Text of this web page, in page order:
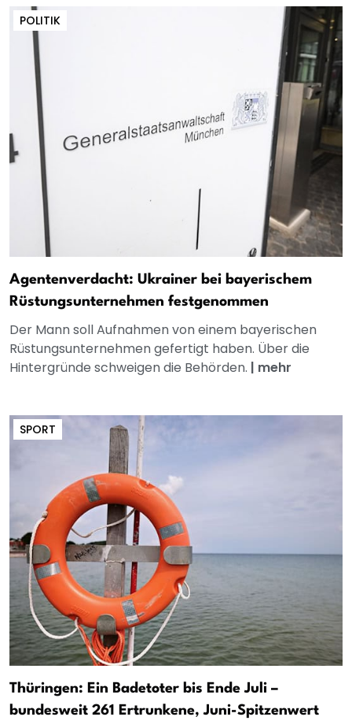
POLITIK
Agentenverdacht: Ukrainer bei bayerischem
Rüstungsunternehmen festgenommen
Der Mann soll Aufnahmen von einem bayerischen
Rüstungsunternehmen gefertigt haben. Über die
Hintergründe schweigen die Behörden. | mehr
SPORT
Thüringen: Ein Badetoter bis Ende Juli –
bundesweit 261 Ertrunkene, Juni-Spitzenwert